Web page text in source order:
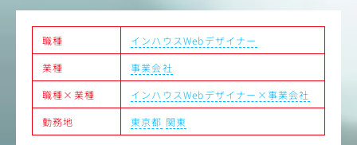
職種
インハウスWebデザイナー
業種
事業会社
職種×業種
インハウスWebデザイナー×事業会社
勤務地
東京都 関東